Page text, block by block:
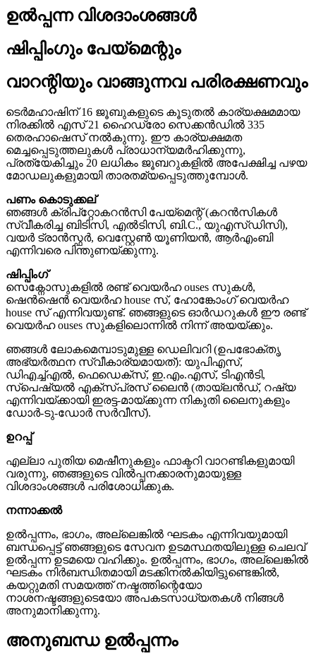
ഉൽപ്പന്ന വിശദാംശങ്ങൾ
ഷിപ്പിംഗും പേയ്മെന്റും
വാറന്റിയും വാങ്ങുന്നവ പരിരക്ഷണവും
ടെർമഹാഷിന് 16 ജൂബുകളുടെ കൂടുതൽ കാര്യക്ഷമമായ
നിരക്കിൽ എസ് 21 ഹൈഡ്രോ സെക്കൻഡിൽ 335
തെരഹാഷെസ് നൽകുന്നു. ഈ കാര്യക്ഷമത
മെച്ചപ്പെടുത്തലുകൾ പ്രാധാന്യമർഹിക്കുന്നു,
പ്രത്യേകിച്ചും 20 ലധികം ജൂബറുകളിൽ അപേക്ഷിച്ച പഴയ
മോഡലുകളുമായി താരതമ്യപ്പെടുത്തുമ്പോൾ.
പണം കൊടുക്കല്
ഞങ്ങൾ ക്രിപ്റ്റോകറൻസി പേയ്മെന്റ് (കറൻസികൾ
സ്വീകരിച്ച ബിടിസി, എൽടിസി, ബി.C., ​​യുഎസ്ഡിസി),
വയർ ട്രാൻസ്ഫർ, വെസ്റ്റേൺ യൂണിയൻ, ആർഎംബി
എന്നിവരെ പിന്തുണയ്ക്കുന്നു.
ഷിപ്പിംഗ്
സെക്നോസുകളിൽ രണ്ട് വെയർഹ ouses സുകൾ,
ഷെൻഷെൻ വെയർഹ house സ്, ഹോങ്കോംഗ് വെയർഹ
house സ് എന്നിവയുണ്ട്. ഞങ്ങളുടെ ഓർഡറുകൾ ഈ രണ്ട്
വെയർഹ ouses സുകളിലൊന്നിൽ നിന്ന് അയയ്ക്കും.
ഞങ്ങൾ ലോകമെമ്പാടുമുള്ള ഡെലിവറി (ഉപഭോക്തൃ
അഭ്യർത്ഥന സ്വീകാര്യമായത്): യുപിഎസ്,
ഡിഎച്ച്എൽ, ഫെഡെക്സ്, ഇ.എം.എസ്, ടിഎൻടി,
സ്പെഷ്യൽ എക്സ്പ്രസ് ലൈൻ (തായ്ലൻഡ്, റഷ്യ
എന്നിവയ്ക്കായി ഇരട്ട-മായ്ക്കുന്ന നികുതി ലൈനുകളും
ഡോർ-ടു-ഡോർ സർവീസ്).
ഉറപ്പ്
എല്ലാ പുതിയ മെഷീനുകളും ഫാക്ടറി വാറണ്ടികളുമായി
വരുന്നു, ഞങ്ങളുടെ വിൽപ്പനക്കാരനുമായുള്ള
വിശദാംശങ്ങൾ പരിശോധിക്കുക.
നന്നാക്കൽ
ഉൽപ്പന്നം, ഭാഗം, അല്ലെങ്കിൽ ഘടകം എന്നിവയുമായി
ബന്ധപ്പെട്ട് ഞങ്ങളുടെ സേവന ഉടമസ്ഥതയിലുള്ള ചെലവ്
ഉൽപ്പന്ന ഉടമയെ വഹിക്കും. ഉൽപ്പന്നം, ഭാഗം, അല്ലെങ്കിൽ
ഘടകം നിർബന്ധിതമായി മടക്കിനൽകിയിട്ടുണ്ടെങ്കിൽ,
കയറ്റുമതി സമയത്ത് നഷ്ടത്തിന്റെയോ
നാശനഷ്ടങ്ങളുടെയോ അപകടസാധ്യതകൾ നിങ്ങൾ
അനുമാനിക്കുന്നു.
അനുബന്ധ ഉൽപ്പന്നം